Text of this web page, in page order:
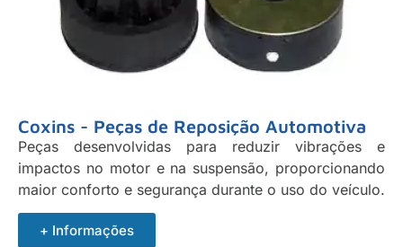
Coxins - Peças de Reposição Automotiva
Peças desenvolvidas para reduzir vibrações e
impactos no motor e na suspensão, proporcionando
maior conforto e segurança durante o uso do veículo.
+ Informações